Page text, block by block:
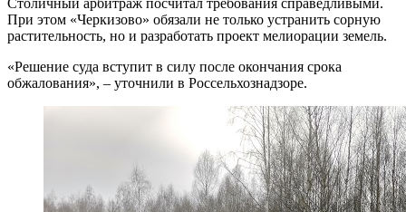
Столичный арбитраж посчитал требования справедливыми.
При этом «Черкизово» обязали не только устранить сорную
растительность, но и разработать проект мелиорации земель.
«Решение суда вступит в силу после окончания срока
обжалования», – уточнили в Россельхознадзоре.